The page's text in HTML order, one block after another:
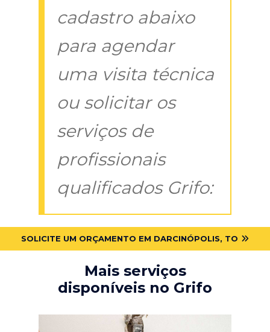
cadastro abaixo
para agendar
uma visita técnica
ou solicitar os
serviços de
profissionais
qualificados Grifo:
SOLICITE UM ORÇAMENTO EM DARCINÓPOLIS, TO
Mais serviços
disponíveis no Grifo